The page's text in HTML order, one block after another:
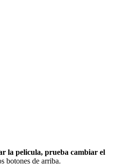
la pelicula, prueba cambiar el
botones de arriba.